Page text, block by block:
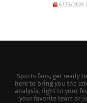
6/26/2026
Sports fans, get ready
here to bring you the
analysis, right to your
your favorite team or